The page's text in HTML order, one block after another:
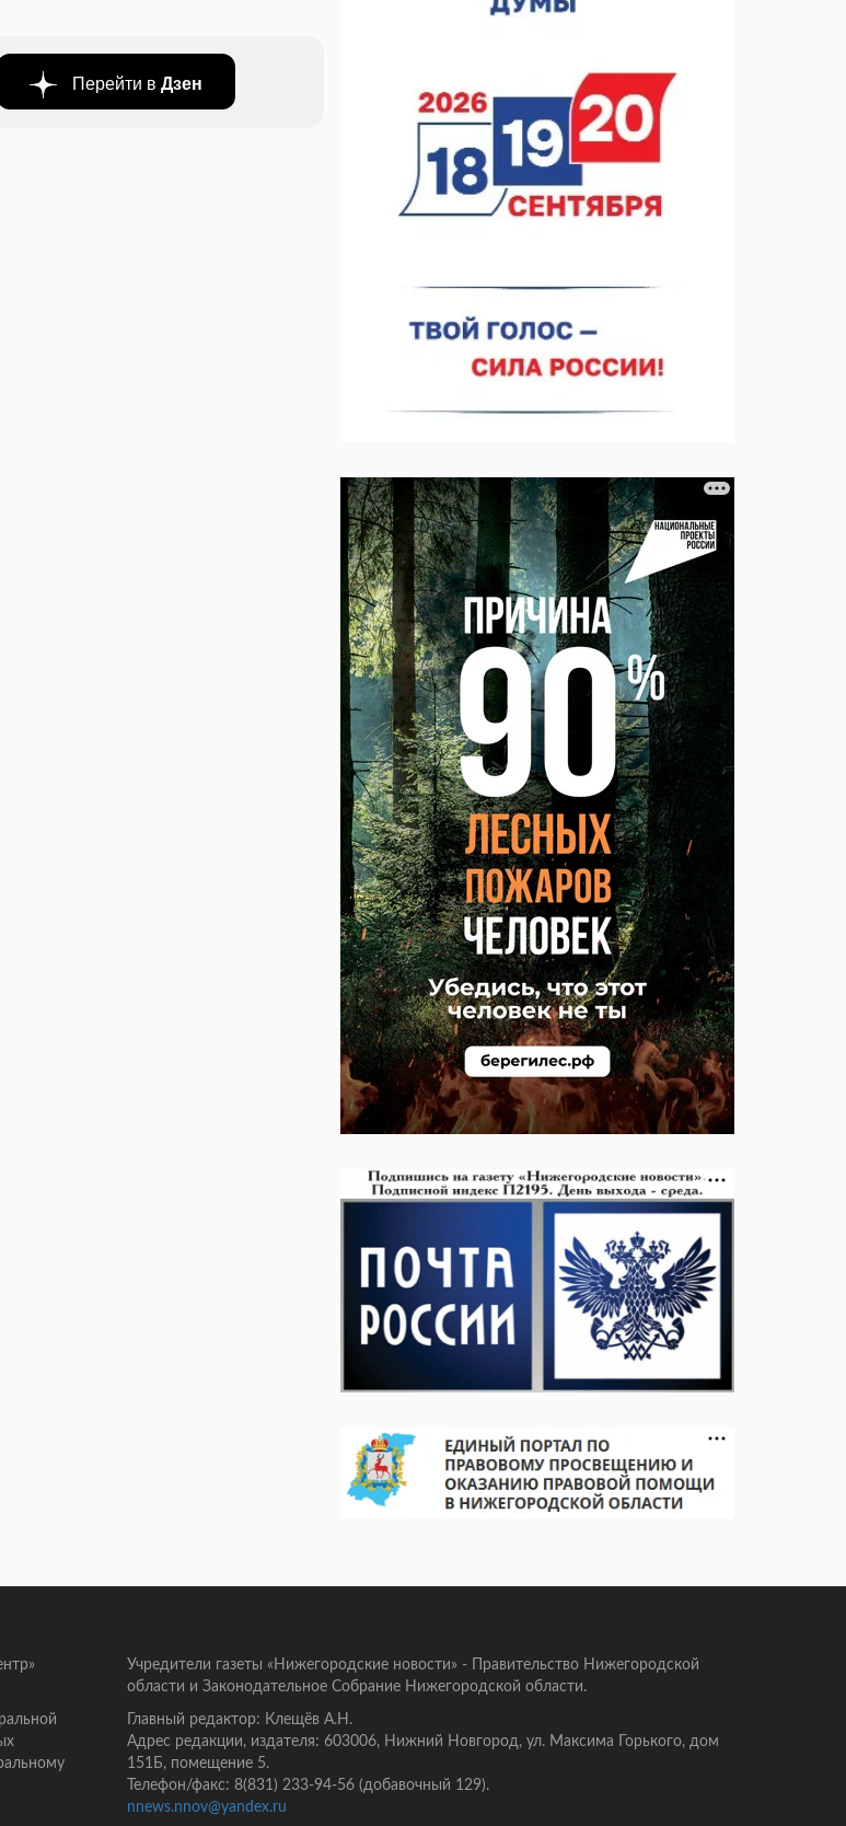
Перейти в Дзен
06.08.2026 15:05
Нижегородские хирурги выполнили трансоральную
операцию на щитовидной железе
06.08.2026 15:03
Учредители газеты «Нижегородские новости» - Правительство Нижегородской
области и Законодательное Собрание Нижегородской области.
Главный редактор: Клещёв А.Н.
Адрес редакции, издателя: 603006, Нижний Новгород, ул. Максима Горького, дом
151Б, помещение 5.
Телефон/факс: 8(831) 233-94-56 (добавочный 129).
nnews.nnov@yandex.ru